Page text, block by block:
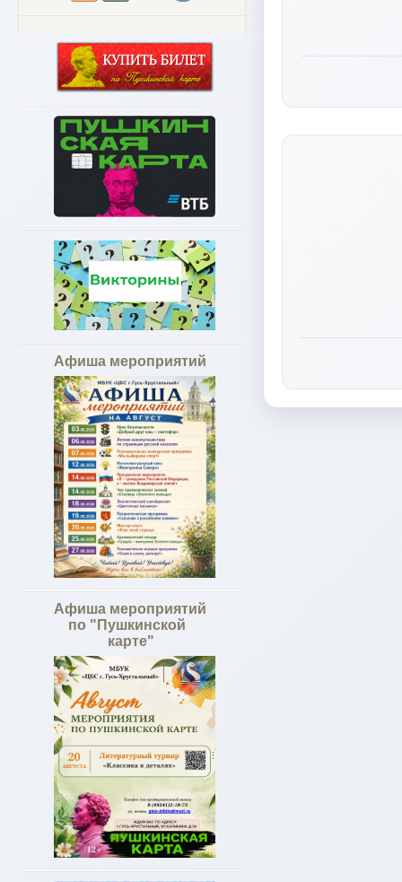
Афиша мероприятий
Афиша мероприятий
по "Пушкинской
карте"